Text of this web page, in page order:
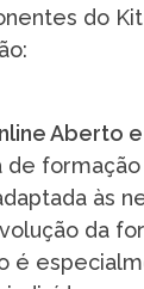
do
Aberto
de
às
da
é